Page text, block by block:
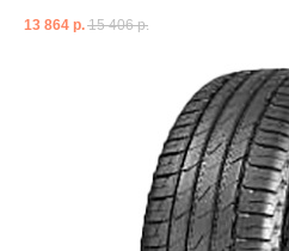
13 864 р. 15 406 р.